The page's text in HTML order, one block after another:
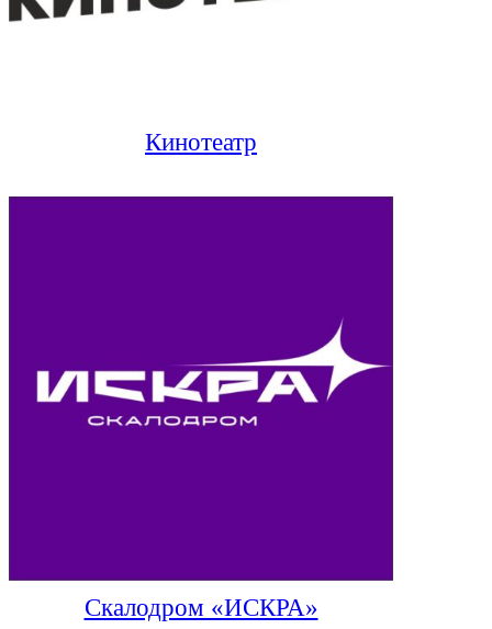
Кинотеатр
Скалодром «ИСКРА»